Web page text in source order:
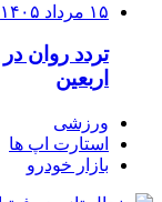
۱۵ مرداد ۱۴۰۵
تردد روان
اربعین
ورزشی
استارت اپ ها
بازار خودرو